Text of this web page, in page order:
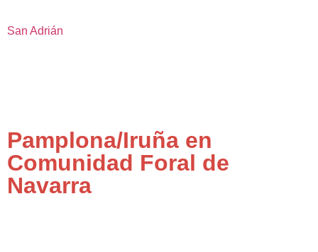
San Adrián
Pamplona/Iruña en
Comunidad Foral de
Navarra